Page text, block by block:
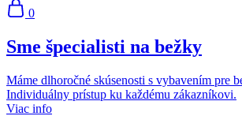
0
Sme špecialisti na bežky
Máme dlhoročné skúsenosti s vybavením pre
Individuálny prístup ku každému zákazníkovi.
Viac info